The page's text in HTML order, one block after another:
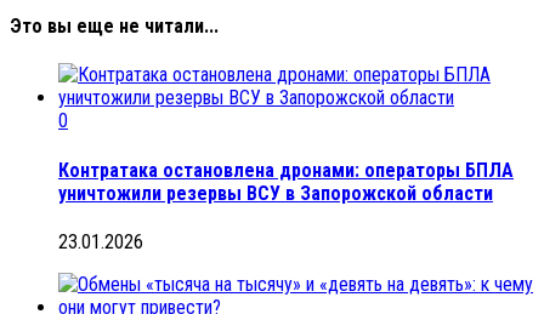
Это вы еще не читали...
0
Контратака остановлена дронами: операторы БПЛА
уничтожили резервы ВСУ в Запорожской области
23.01.2026